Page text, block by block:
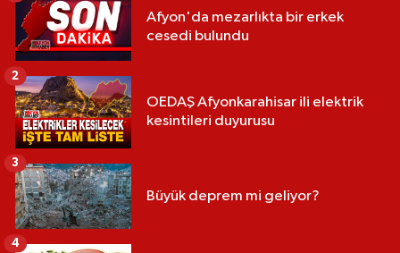
Afyon'da mezarlıkta bir erkek
cesedi bulundu
OEDAŞ Afyonkarahisar ili elektrik
kesintileri duyurusu
2
Büyük deprem mi geliyor?
3
4